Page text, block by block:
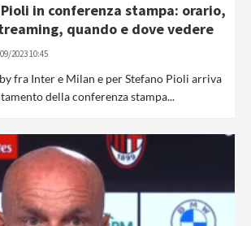
in conferenza stampa: orario,
quando e dove vedere
2023 10:45
fra Inter e Milan e per Stefano Pioli arriva
della conferenza stampa...